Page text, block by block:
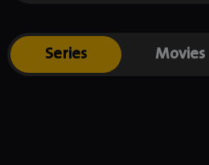
Series Movies